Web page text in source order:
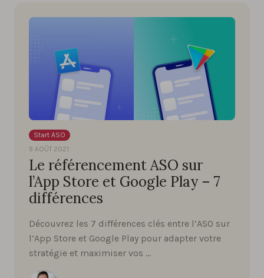
Start ASO
9 AOÛT 2021
Le référencement ASO sur
l’App Store et Google Play – 7
différences
Découvrez les 7 différences clés entre l’ASO sur
l’App Store et Google Play pour adapter votre
stratégie et maximiser vos …